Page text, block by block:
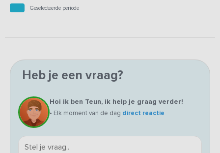
Geselecteerde periode
Heb je een vraag?
Hoi ik ben Teun, ik help je graag verder!
• Elk moment van de dag direct reactie